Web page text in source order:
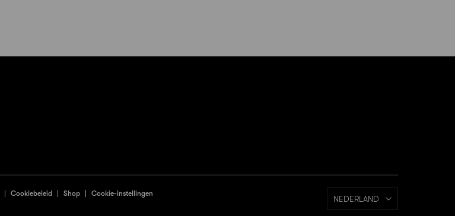
Cookiebeleid Shop Cookie-instellingen
NEDERLAND